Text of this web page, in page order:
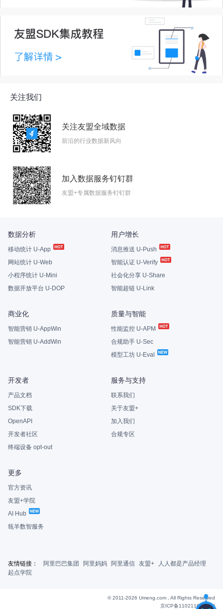
关注我们
关注友盟全域数据
前沿的行业数据新风向
加入数据服务钉钉群
友盟+专属数据服务钉钉群
数据分析
移动统计 U-App
网站统计 U-Web
小程序统计 U-Mini
数据开放平台 U-DOP
用户增长
消息推送 U-Push
智能认证 U-Verify
社会化分享 U-Share
智能超链 U-Link
商业化
智能营销 U-AppWin
智能营销 U-AddWin
质量与智能
性能监控 U-APM
合规助手 U-Sec
模型工坊 U-Eval
开发者
产品文档
SDK下载
OpenAPI
开发者社区
终端设备 opt-out
服务与支持
联系我们
关于友盟+
加入我们
合规专区
更多
官方资讯
友盟+学院
AI Hub
瓴羊数智服务
友情链接： 阿里巴巴集团 阿里妈妈 阿里通信 友盟+
人人都是产品经理
起点学院
© 2011-2026 Umeng.com , All Rights Reserved
京ICP备11021163号-6|